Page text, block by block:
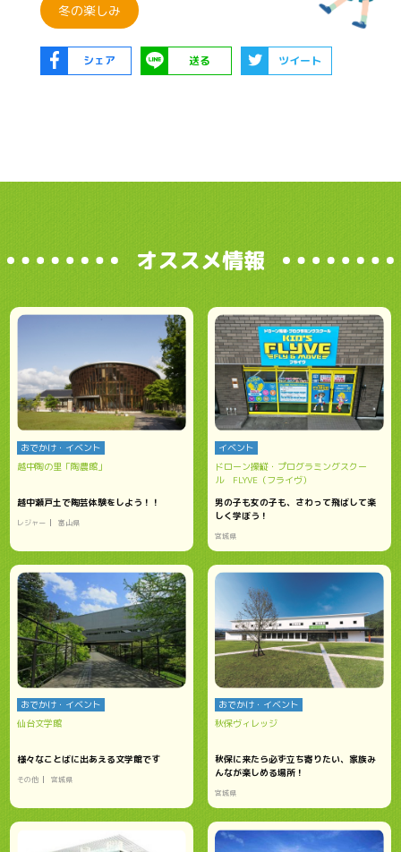
冬の楽しみ
シェア 送る ツイート
オススメ情報
おでかけ・イベント
越中陶の里「陶農館」
越中瀬戸土で陶芸体験をしよう！！
レジャー 富山県
イベント
ドローン操縦・プログラミングスクー
ル FLYVE（フライヴ）
男の子も女の子も、さわって飛ばして楽
しく学ぼう！
宮城県
おでかけ・イベント
仙台文学館
様々なことばに出あえる文学館です
その他 宮城県
おでかけ・イベント
秋保ヴィレッジ
秋保に来たら必ず立ち寄りたい、家族み
んなが楽しめる場所！
宮城県